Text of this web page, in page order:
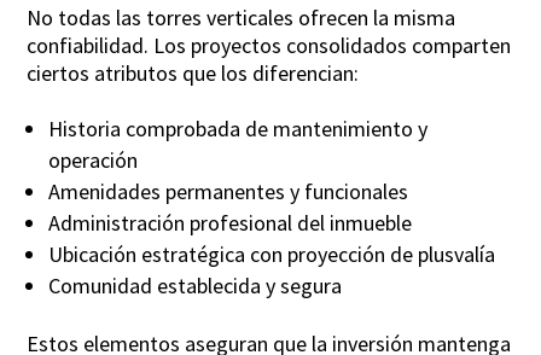
No todas las torres verticales ofrecen la misma
confiabilidad. Los proyectos consolidados comparten
ciertos atributos que los diferencian:
Historia comprobada de mantenimiento y
operación
Amenidades permanentes y funcionales
Administración profesional del inmueble
Ubicación estratégica con proyección de plusvalía
Comunidad establecida y segura
Estos elementos aseguran que la inversión mantenga